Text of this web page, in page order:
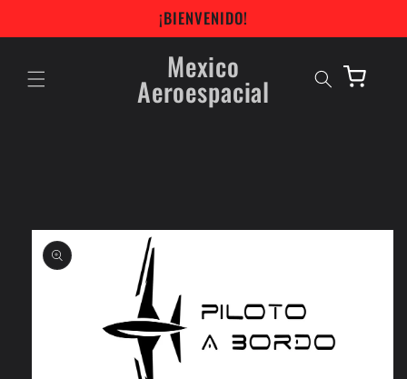
¡BIENVENIDO!
Mexico
Aeroespacial Cart